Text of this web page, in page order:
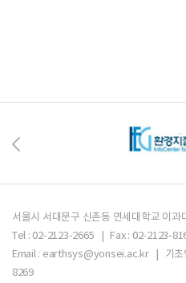
서울시 서대문구 신촌동 연세대학교 이
Tel : 02-2123-2665 | Fax : 02-2123-
Email : earthsys@yonsei.ac.kr | 기초
8269